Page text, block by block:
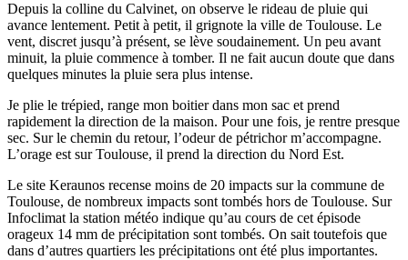
Depuis la colline du Calvinet, on observe le rideau de pluie qui
avance lentement. Petit à petit, il grignote la ville de Toulouse. Le
vent, discret jusqu’à présent, se lève soudainement. Un peu avant
minuit, la pluie commence à tomber. Il ne fait aucun doute que dans
quelques minutes la pluie sera plus intense.
Je plie le trépied, range mon boitier dans mon sac et prend
rapidement la direction de la maison. Pour une fois, je rentre presque
sec. Sur le chemin du retour, l’odeur de pétrichor m’accompagne.
L’orage est sur Toulouse, il prend la direction du Nord Est.
Le site Keraunos recense moins de 20 impacts sur la commune de
Toulouse, de nombreux impacts sont tombés hors de Toulouse. Sur
Infoclimat la station météo indique qu’au cours de cet épisode
orageux 14 mm de précipitation sont tombés. On sait toutefois que
dans d’autres quartiers les précipitations ont été plus importantes.